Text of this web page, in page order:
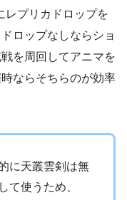
レプリカドロップを
ロップなしならショ
を周回してアニマを
ならそちらのが効率
に天叢雲剣は無
て使うため、